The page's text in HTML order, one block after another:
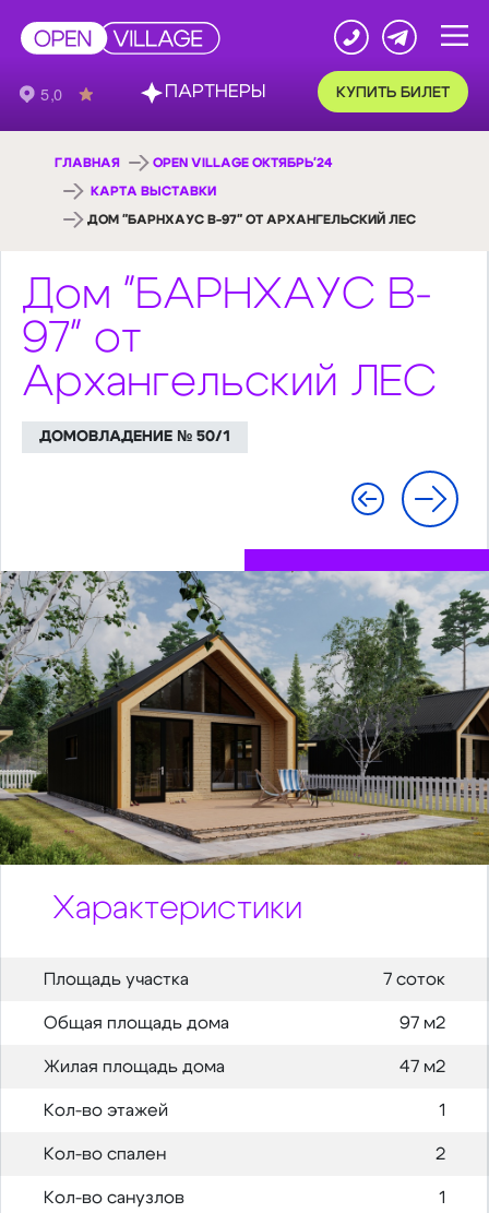
КУПИТЬ БИЛЕТ
ГЛАВНАЯ OPEN VILLAGE ОКТЯБРЬ'24
КАРТА ВЫСТАВКИ
ДОМ "БАРНХАУС B-97" ОТ АРХАНГЕЛЬСКИЙ ЛЕС
Дом "БАРНХАУС B-
97" от
Архангельский ЛЕС
ДОМОВЛАДЕНИЕ № 50/1
Характеристики
Площадь участка 7 соток
Общая площадь дома 97 м2
Жилая площадь дома 47 м2
Кол-во этажей 1
Кол-во спален 2
Кол-во санузлов 1